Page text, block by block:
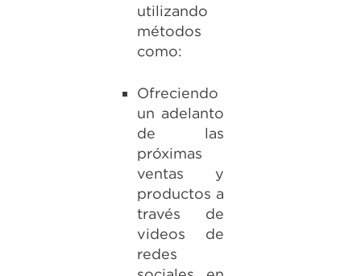
utilizando
métodos
como:
Ofreciendo
un adelanto
de las
próximas
ventas y
productos a
través de
videos de
redes